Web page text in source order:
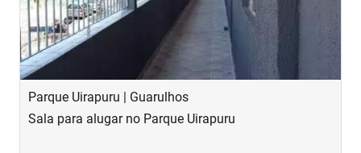
Parque Uirapuru | Guarulhos
Sala para alugar no Parque Uirapuru